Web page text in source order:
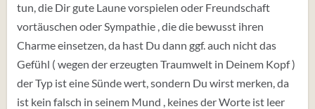
tun, die Dir gute Laune vorspielen oder Freundschaft
vortäuschen oder Sympathie , die die bewusst ihren
Charme einsetzen, da hast Du dann ggf. auch nicht das
Gefühl ( wegen der erzeugten Traumwelt in Deinem Kopf )
der Typ ist eine Sünde wert, sondern Du wirst merken, da
ist kein falsch in seinem Mund , keines der Worte ist leer